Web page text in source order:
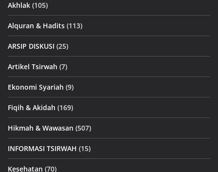
Akhlak (105)
Alquran & Hadits (113)
ARSIP DISKUSI (25)
Artikel Tsirwah (7)
Ekonomi Syariah (9)
Fiqih & Akidah (169)
Hikmah & Wawasan (507)
INFORMASI TSIRWAH (15)
Kesehatan (70)